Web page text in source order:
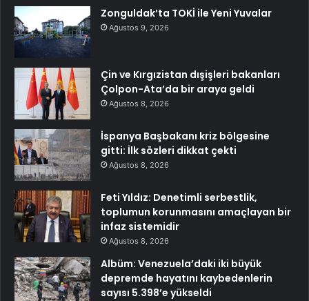
Zonguldak’ta TOKİ ile Yeni Yuvalar
Ağustos 9, 2026
Çin ve Kırgızistan dışişleri bakanları
Çolpon-Ata’da bir araya geldi
Ağustos 8, 2026
İspanya Başbakanı kriz bölgesine
gitti: İlk sözleri dikkat çekti
Ağustos 8, 2026
Feti Yıldız: Denetimli serbestlik,
toplumun korunmasını amaçlayan bir
infaz sistemidir
Ağustos 8, 2026
Albüm: Venezuela’daki iki büyük
depremde hayatını kaybedenlerin
sayısı 5.398’e yükseldi